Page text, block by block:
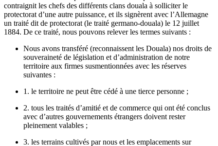
contraignit les chefs des différents clans douala à solliciter le
protectorat d’une autre puissance, et ils signèrent avec l’Allemagne
un traité dit de protectorat (le traité germano-douala) le 12 juillet
1884. De ce traité, nous pouvons relever les termes suivants :
Nous avons transféré (reconnaissent les Douala) nos droits de
souveraineté de législation et d’administration de notre
territoire aux firmes susmentionnées avec les réserves
suivantes :
1. le territoire ne peut être cédé à une tierce personne ;
2. tous les traités d’amitié et de commerce qui ont été conclus
avec d’autres gouvernements étrangers doivent rester
pleinement valables ;
3. les terrains cultivés par nous et les emplacements sur